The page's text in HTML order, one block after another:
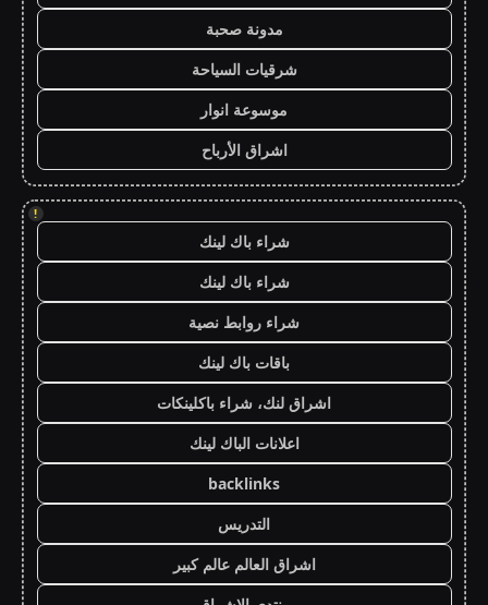
مدونة صحبة
شرقيات السياحة
موسوعة انوار
اشراق الأرباح
!
شراء باك لينك
شراء باك لينك
شراء روابط نصية
باقات باك لينك
اشراق لنك، شراء باكلينكات
اعلانات الباك لينك
backlinks
التدريس
اشراق العالم عالم كبير